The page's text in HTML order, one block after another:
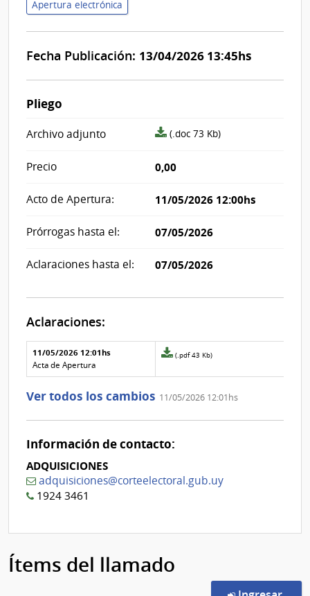
Apertura electrónica
Fecha Publicación: 13/04/2026 13:45hs
Pliego
Archivo adjunto
archivo
(.doc 73 Kb)
Precio 0,00
Acto de Apertura: 11/05/2026 12:00hs
Prórrogas hasta el: 07/05/2026
Aclaraciones hasta el: 07/05/2026
Aclaraciones:
Aclaraciones del llamado
Fecha y
texto de
la
Archivo
de la
11/05/2026 12:01hs
Acta de Apertura
Archivo
de
aclaración
0
(.pdf 43 Kb)
Ver todos los cambios 11/05/2026 12:01hs
Información de contacto:
ADQUISICIONES
adquisiciones@corteelectoral.gub.uy
1924 3461
Ítems del llamado